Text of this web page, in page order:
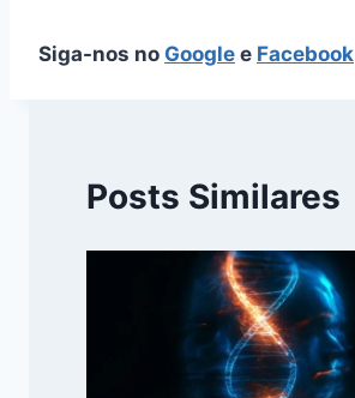
Siga-nos no Google e Facebook
Posts Similares